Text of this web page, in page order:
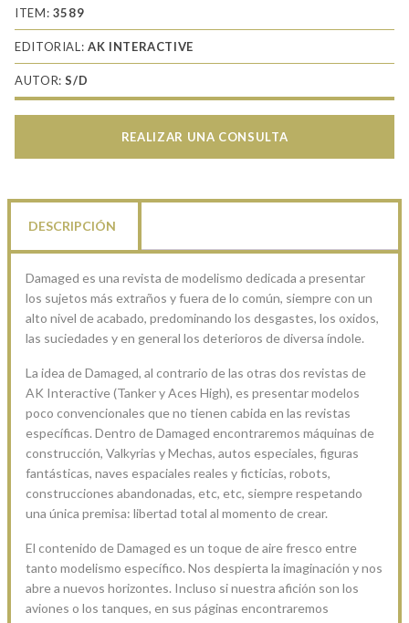
ITEM: 3589
EDITORIAL:AK INTERACTIVE
AUTOR:S/D
REALIZAR UNA CONSULTA
DESCRIPCIÓN
Damaged es una revista de modelismo dedicada a presentar
los sujetos más extraños y fuera de lo común, siempre con un
alto nivel de acabado, predominando los desgastes, los oxidos,
las suciedades y en general los deterioros de diversa índole.
La idea de Damaged, al contrario de las otras dos revistas de
AK Interactive (Tanker y Aces High), es presentar modelos
poco convencionales que no tienen cabida en las revistas
específicas. Dentro de Damaged encontraremos máquinas de
construcción, Valkyrias y Mechas, autos especiales, figuras
fantásticas, naves espaciales reales y ficticias, robots,
construcciones abandonadas, etc, etc, siempre respetando
una única premisa: libertad total al momento de crear.
El contenido de Damaged es un toque de aire fresco entre
tanto modelismo específico. Nos despierta la imaginación y nos
abre a nuevos horizontes. Incluso si nuestra afición son los
aviones o los tanques, en sus páginas encontraremos